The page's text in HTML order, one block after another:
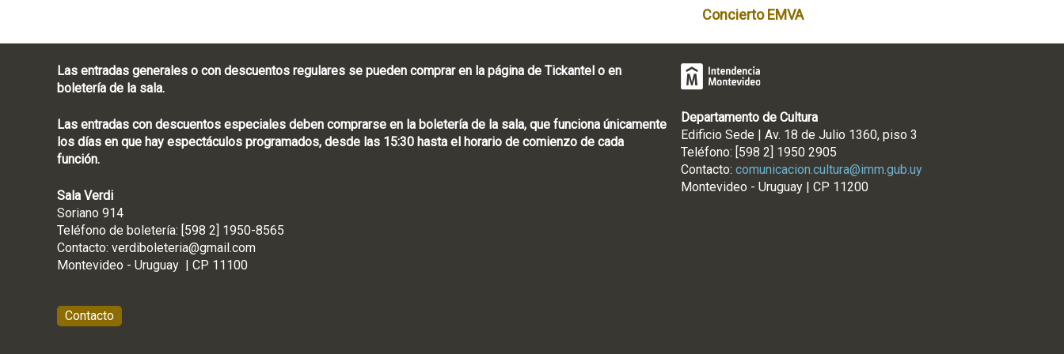
Concierto EMVA
Las entradas generales o con descuentos regulares se pueden comprar en la página de Tickantel o en
boletería de la sala.
Las entradas con descuentos especiales deben comprarse en la boletería de la sala, que funciona únicamente
los días en que hay espectáculos programados, desde las 15:30 hasta el horario de comienzo de cada
función.
Sala Verdi
Soriano 914
Teléfono de boletería: [598 2] 1950-8565
Contacto: verdiboleteria@gmail.com
Montevideo - Uruguay | CP 11100
Contacto
Departamento de Cultura
Edificio Sede | Av. 18 de Julio 1360, piso 3
Teléfono: [598 2] 1950 2905
Contacto: comunicacion.cultura@imm.gub.uy
Montevideo - Uruguay | CP 11200